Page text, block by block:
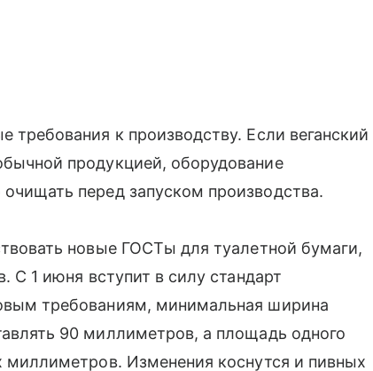
требования к производству. Если веганский
продукцией, оборудование
перед запуском производства.
новые ГОСТы для туалетной бумаги,
С 1 июня вступит в силу стандарт
требованиям, минимальная ширина
90 миллиметров, а площадь одного
Изменения коснутся и пивных